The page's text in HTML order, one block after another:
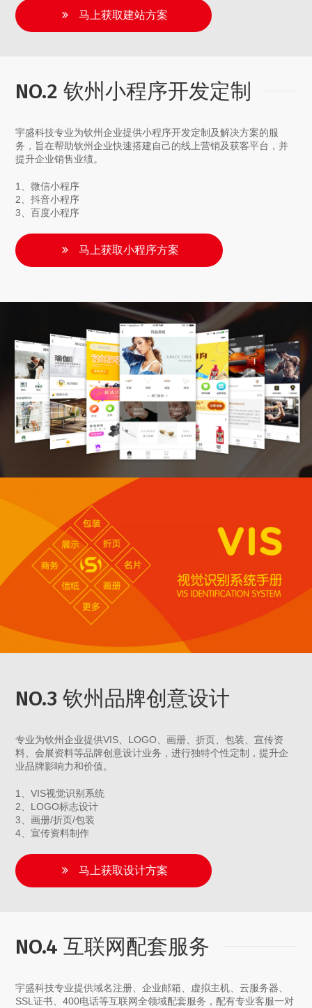
马上获取建站方案
NO.2 钦州小程序开发定制
宇盛科技专业为钦州企业提供小程序开发定制及解决方案的服
务，旨在帮助钦州企业快速搭建自己的线上营销及获客平台，并
提升企业销售业绩。
1、微信小程序
2、抖音小程序
3、百度小程序
马上获取小程序方案
NO.3 钦州品牌创意设计
专业为钦州企业提供VIS、LOGO、画册、折页、包装、宣传资
料、会展资料等品牌创意设计业务，进行独特个性定制，提升企
业品牌影响力和价值。
1、VIS视觉识别系统
2、LOGO标志设计
3、画册/折页/包装
4、宣传资料制作
马上获取设计方案
NO.4 互联网配套服务
宇盛科技专业提供域名注册、企业邮箱、虚拟主机、云服务器、
SSL证书、400电话等互联网全领域配套服务，配有专业客服一对